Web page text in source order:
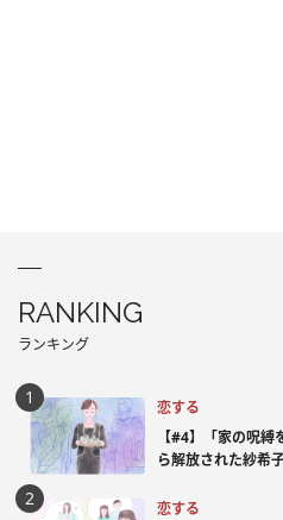
RANKING
ランキング
恋する
【#4】「家の呪
ら解放された紗希
恋する